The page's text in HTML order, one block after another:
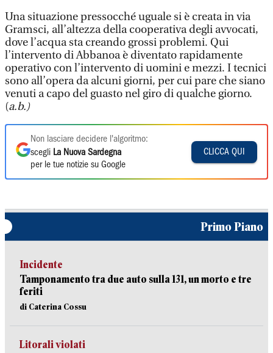
Una situazione pressocché uguale si è creata in via
Gramsci, all’altezza della cooperativa degli avvocati,
dove l’acqua sta creando grossi problemi. Qui
l’intervento di Abbanoa è diventato rapidamente
operativo con l’intervento di uomini e mezzi. I tecnici
sono all’opera da alcuni giorni, per cui pare che siano
venuti a capo del guasto nel giro di qualche giorno.
(a.b.)
Non lasciare decidere l'algoritmo:
scegli La Nuova Sardegna
per le tue notizie su Google
CLICCA QUI
Primo Piano
Incidente
Tamponamento tra due auto sulla 131, un morto e tre
feriti
di Caterina Cossu
Litorali violati